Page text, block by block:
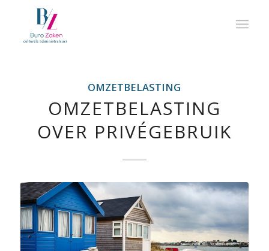
OMZETBELASTING
OMZETBELASTING
OVER PRIVÉGEBRUIK